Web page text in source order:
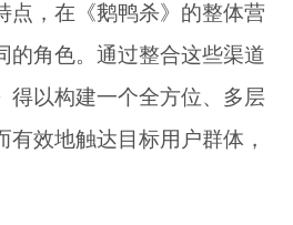
点，在《鹅鸭杀》的整体营
的角色。通过整合这些渠道
得以构建一个全方位、多层
有效地触达目标用户群体，